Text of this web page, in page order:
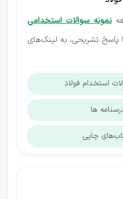
نمونه سوالات استخدامی
پاسخ تشریحی، به لینک‌های
استخدام فولاد
‌ها
چاپی